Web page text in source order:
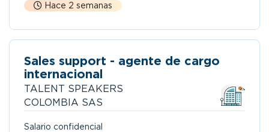
Hace 2 semanas
Sales support - agente de cargo
internacional
TALENT SPEAKERS
COLOMBIA SAS
Salario confidencial